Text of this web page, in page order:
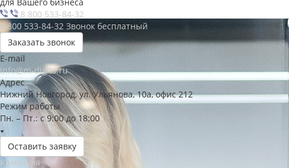
8 800 533-84-32
8 800 533-84-32 Звонок бесплатный
Заказать звонок
E-mail
info@m-digits.ru
Адрес
Нижний Новгород, ул. Ульянова, 10а, офис 212
Режим работы
Пн. – Пт.: с 9:00 до 18:00
Оставить заявку
Компания